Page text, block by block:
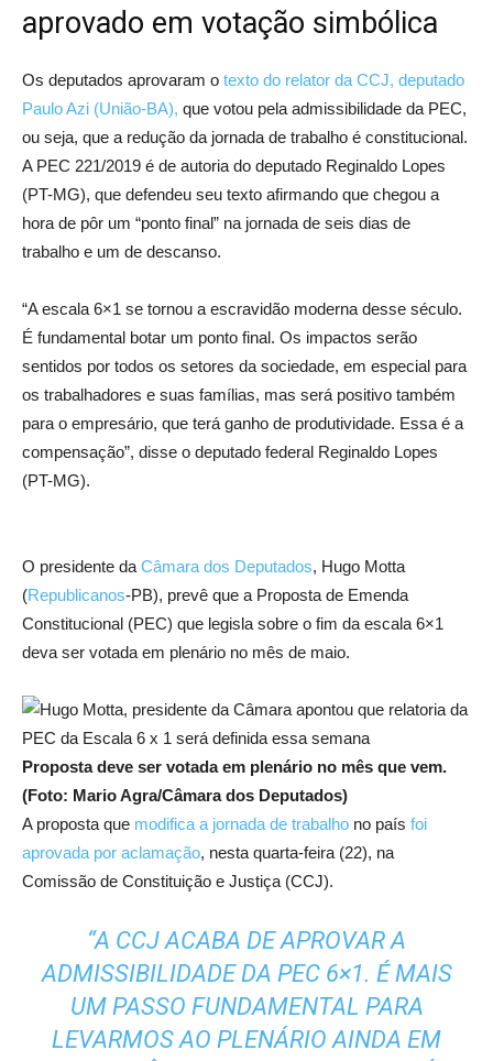
aprovado em votação simbólica
Os deputados aprovaram o texto do relator da CCJ, deputado
Paulo Azi (União-BA), que votou pela admissibilidade da PEC,
ou seja, que a redução da jornada de trabalho é constitucional.
A PEC 221/2019 é de autoria do deputado Reginaldo Lopes
(PT-MG), que defendeu seu texto afirmando que chegou a
hora de pôr um “ponto final” na jornada de seis dias de
trabalho e um de descanso.
“A escala 6×1 se tornou a escravidão moderna desse século.
É fundamental botar um ponto final. Os impactos serão
sentidos por todos os setores da sociedade, em especial para
os trabalhadores e suas famílias, mas será positivo também
para o empresário, que terá ganho de produtividade. Essa é a
compensação”, disse o deputado federal Reginaldo Lopes
(PT-MG).
O presidente da Câmara dos Deputados, Hugo Motta
(Republicanos-PB), prevê que a Proposta de Emenda
Constitucional (PEC) que legisla sobre o fim da escala 6×1
deva ser votada em plenário no mês de maio.
Proposta deve ser votada em plenário no mês que vem.
(Foto: Mario Agra/Câmara dos Deputados)
A proposta que modifica a jornada de trabalho no país foi
aprovada por aclamação, nesta quarta-feira (22), na
Comissão de Constituição e Justiça (CCJ).
“A CCJ ACABA DE APROVAR A
ADMISSIBILIDADE DA PEC 6×1. É MAIS
UM PASSO FUNDAMENTAL PARA
LEVARMOS AO PLENÁRIO AINDA EM